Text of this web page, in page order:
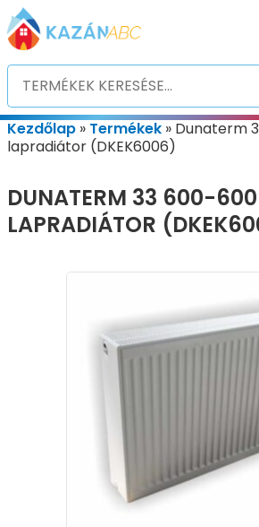
Kezdőlap » Termékek » Dunaterm
lapradiátor (DKEK6006)
DUNATERM 33 600-
LAPRADIÁTOR